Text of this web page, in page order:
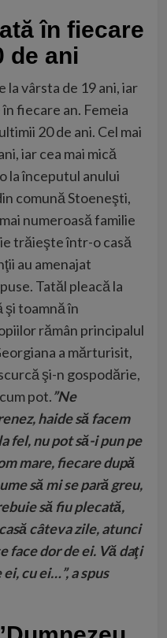
în fiecare
de ani
la vârsta de 19 ani, iar
fiecare an. Femeia
20 de ani. Cel mai
iar cea mai mică
la începutul anului
comună Stoeneşti,
numeroasă familie
trăieşte într-o casă
au amenajat
Tatăl pleacă la
şi toamnă în
rămân principalul
a mărturisit,
şi-n gospodărie,
pot.”Ne
haide să facem
fel, nu pot să-i pun pe
mare, fiecare după
să mi se pară greu,
să fiu plecată,
câteva zile, atunci
face dor de ei. Vă daţi
cu ei…”, a spus